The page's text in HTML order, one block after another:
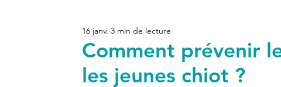
Digestion des Chiots Santé des Chiots
Repas faits maison pour chiots Gestion du Poids
Comment prévenir
les jeunes chiot ?
16 janv. 3 min de lecture